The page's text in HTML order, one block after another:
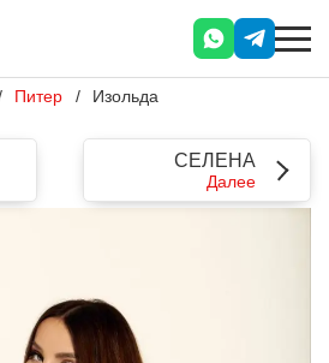
Питер Изольда
СЕЛЕНА
Далее